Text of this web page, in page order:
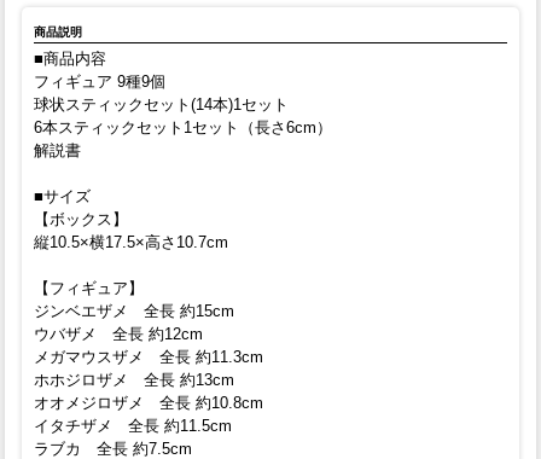
商品説明
■商品内容
フィギュア 9種9個
球状スティックセット(14本)1セット
6本スティックセット1セット（長さ6cm）
解説書
■サイズ
【ボックス】
縦10.5×横17.5×高さ10.7cm
【フィギュア】
ジンベエザメ 全長 約15cm
ウバザメ 全長 約12cm
メガマウスザメ 全長 約11.3cm
ホホジロザメ 全長 約13cm
オオメジロザメ 全長 約10.8cm
イタチザメ 全長 約11.5cm
ラブカ 全長 約7.5cm